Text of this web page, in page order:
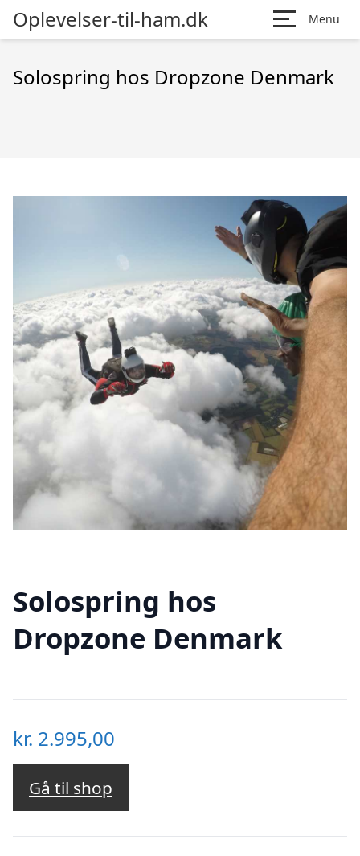
Oplevelser-til-ham.dk Menu
Solospring hos Dropzone Denmark
Solospring hos
Dropzone Denmark
kr. 2.995,00
Gå til shop